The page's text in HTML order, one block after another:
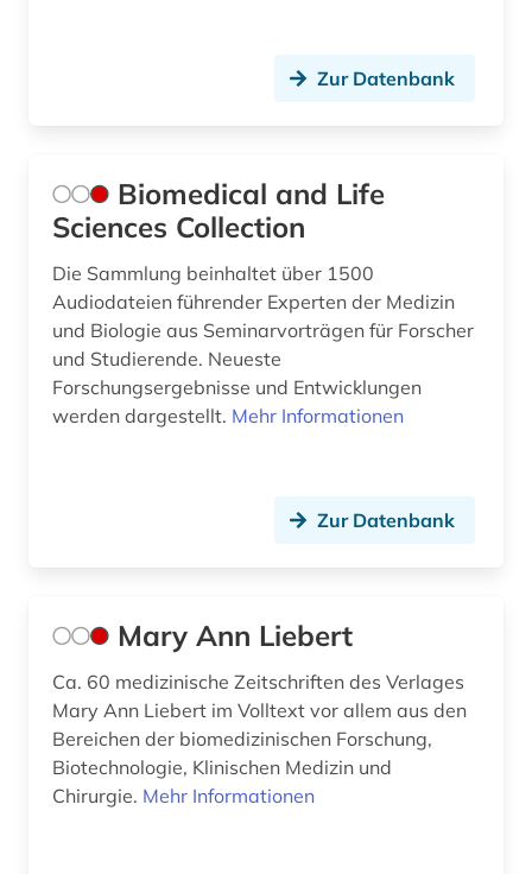
Zur Datenbank
Biomedical and Life
Sciences Collection
Die Sammlung beinhaltet über 1500
Audiodateien führender Experten der Medizin
und Biologie aus Seminarvorträgen für Forscher
und Studierende. Neueste
Forschungsergebnisse und Entwicklungen
werden dargestellt. Mehr Informationen
Zur Datenbank
Mary Ann Liebert
Ca. 60 medizinische Zeitschriften des Verlages
Mary Ann Liebert im Volltext vor allem aus den
Bereichen der biomedizinischen Forschung,
Biotechnologie, Klinischen Medizin und
Chirurgie. Mehr Informationen